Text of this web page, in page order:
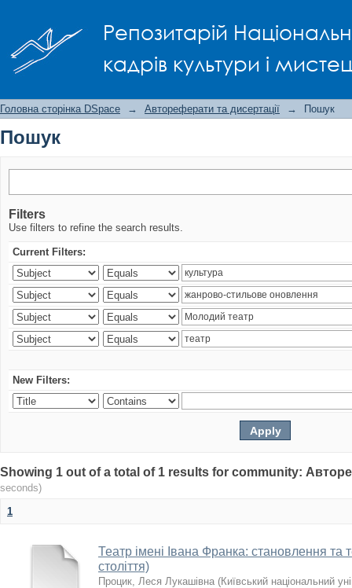
Репозитарій
кадрів культури і
Головна сторінка DSpace → Автореферати та дисертації → Пошук
Пошук
Filters
Use filters to refine the search results.
Current Filters:
New Filters:
Showing 1 out of a total of 1 results for community:
seconds)
1
Театр імені Івана Франка: становлення та
століття)
Процик, Леся Лукашівна (Київський національний